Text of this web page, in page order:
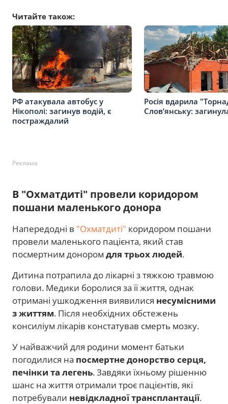
Читайте також:
РФ атакувала автобус у
Нікополі: загинув водій, є
постраждалий
Росія вдарила
Слов’янську:
Реклама
В "Охматдиті" провели коридором
пошани маленького донора
Напередодні в "Охматдиті" коридором пошани
провели маленького пацієнта, який став
посмертним донором для трьох людей.
Дитина потрапила до лікарні з тяжкою травмою
голови. Медики боролися за її життя, однак
отримані ушкодження виявилися несумісними
з життям. Після необхідних обстежень
консиліум лікарів констатував смерть мозку.
У найважчий для родини момент батьки
погодилися на посмертне донорство серця,
печінки та легень. Завдяки їхньому рішенню
шанс на життя отримали троє пацієнтів, які
потребували невідкладної трансплантації.